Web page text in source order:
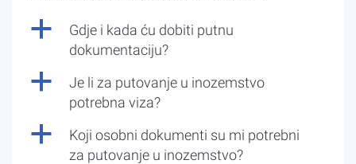
a
Gdje i kada ću dobiti putnu
dokumentaciju?
a
Je li za putovanje u inozemstvo
potrebna viza?
a
Koji osobni dokumenti su mi potrebni
za putovanje u inozemstvo?